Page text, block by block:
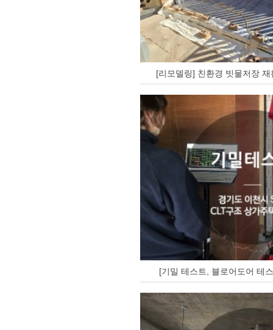
[리모델링] 친환경 빗물저장
[기밀 테스트, 블로어도어 테